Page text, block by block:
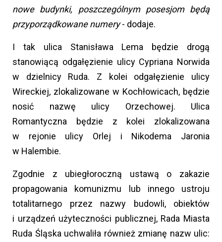
nowe budynki, poszczególnym posesjom będą
przyporządkowane numery- dodaje.
I tak ulica Stanisława Lema będzie drogą
stanowiącą odgałęzienie ulicy Cypriana Norwida
w dzielnicy Ruda. Z kolei odgałęzienie ulicy
Wireckiej, zlokalizowane w Kochłowicach, będzie
nosić nazwę ulicy Orzechowej. Ulica
Romantyczna będzie z kolei zlokalizowana
w rejonie ulicy Orlej i Nikodema Jaronia
w Halembie.
Zgodnie z ubiegłoroczną ustawą o zakazie
propagowania komunizmu lub innego ustroju
totalitarnego przez nazwy budowli, obiektów
i urządzeń użyteczności publicznej, Rada Miasta
Ruda Śląska uchwaliła również zmianę nazw ulic: